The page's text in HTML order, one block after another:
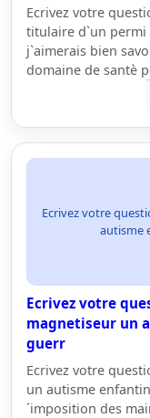
Ecrivez votre
titulaire d`un
j`aimerais bien
domaine de santè
Ecrivez votre
autisme
Ecrivez votre
magnetiseur un
guerr
Ecrivez votre
un autisme
´imposition des